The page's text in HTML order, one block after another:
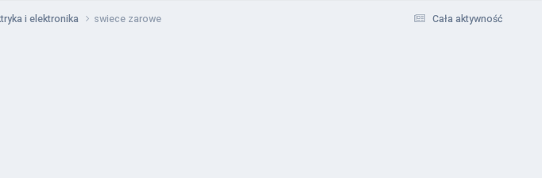
Cała aktywność
i elektronika swiece zarowe